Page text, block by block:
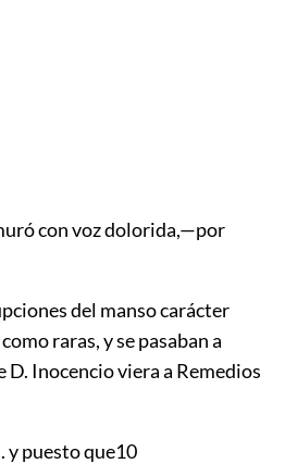
con voz dolorida,—por
del manso carácter
raras, y se pasaban a
D. Inocencio viera a Remedios
y puesto que10